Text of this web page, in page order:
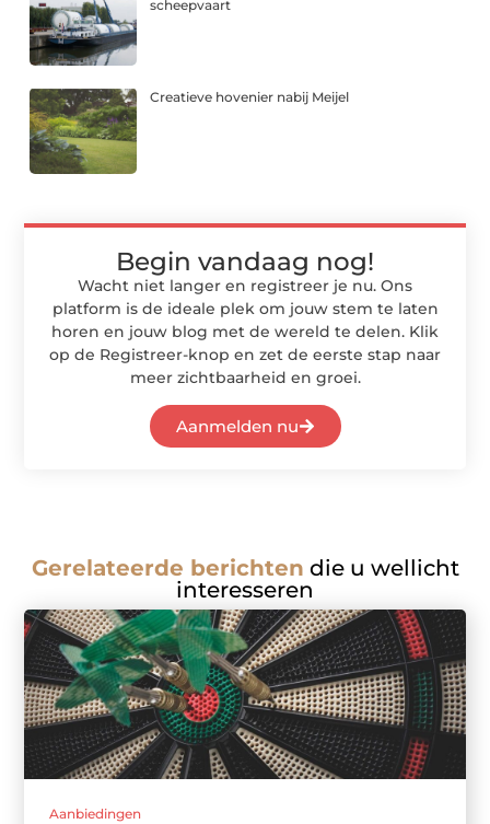
scheepvaart
Creatieve hovenier nabij Meijel
Begin vandaag nog!
Wacht niet langer en registreer je nu. Ons
platform is de ideale plek om jouw stem te laten
horen en jouw blog met de wereld te delen. Klik
op de Registreer-knop en zet de eerste stap naar
meer zichtbaarheid en groei.
Aanmelden nu
Gerelateerde berichten die u wellicht
interesseren
Aanbiedingen